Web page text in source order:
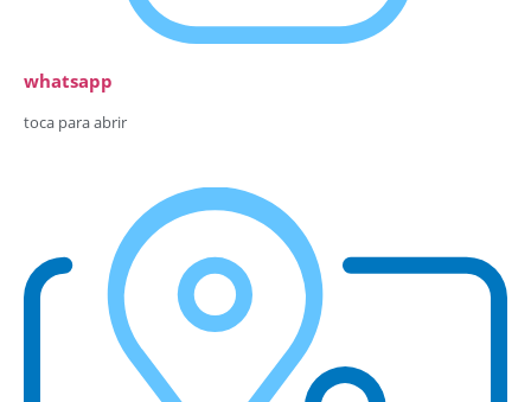
whatsapp
toca para abrir